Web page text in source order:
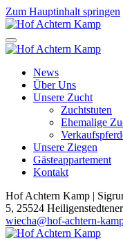
Zum Hauptinhalt springen
News
Über Uns
Unsere Zucht
Zuchtstuten
Ehemalige
Unsere Ziegen
Gästeappartement
Kontakt
Hof Achtern Kamp |
5, 25524
wiecha@hof-achtern-